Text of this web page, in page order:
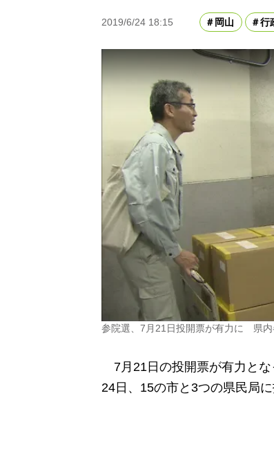
2019/6/24 18:15 岡山 行
参院選、7月21日投開票が有力に 県
7月21日の投開票が有力とな
24日、15の市と3つの県民局